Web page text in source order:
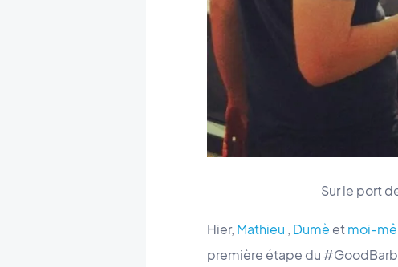
Sur le port
Hier, Mathieu , Dumè etmoi-
première étape du